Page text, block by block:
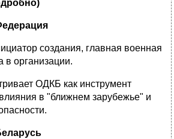
создания, главная военная
в организации.
ОДКБ как инструмент
в "ближнем зарубежье" и